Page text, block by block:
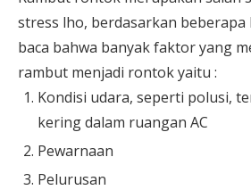
stress lho, berdasarkan beberapa
baca bahwa banyak faktor yang
rambut menjadi rontok yaitu :
Kondisi udara, seperti polusi,
kering dalam ruangan AC
Pewarnaan
Pelurusan